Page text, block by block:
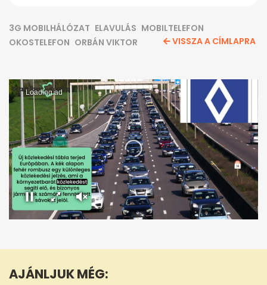
3G MOBILHÁLÓZAT ELAVULÁS MOBILTELEFON
OKOSTELEFON ORBÁN VIKTOR VISSZA A CÍMLAPRA
0
Loading ad
AJÁNLJUK MÉG: